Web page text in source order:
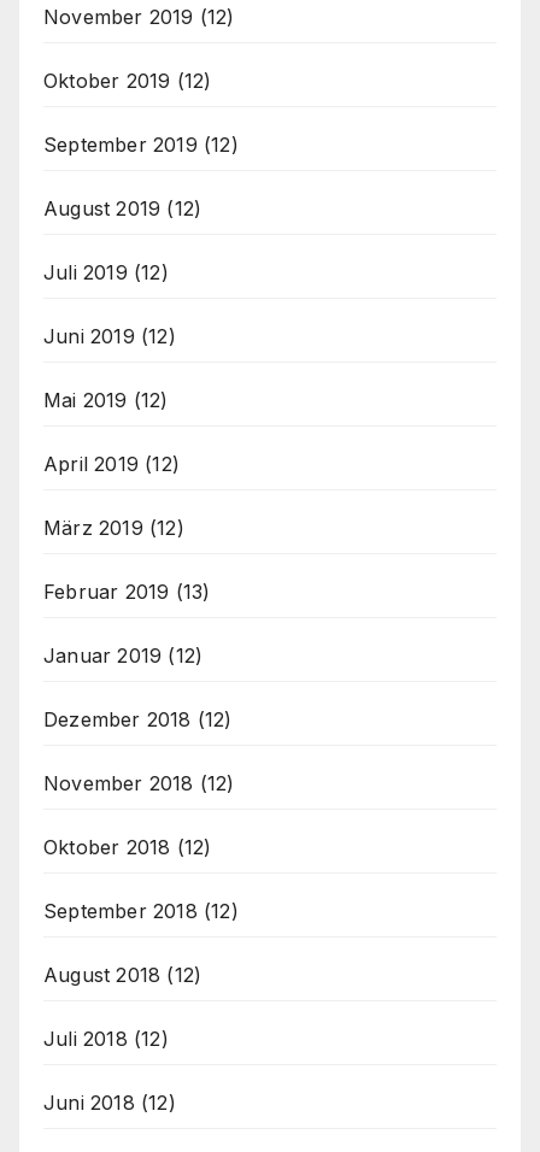
November 2019 (12)
Oktober 2019 (12)
September 2019 (12)
August 2019 (12)
Juli 2019 (12)
Juni 2019 (12)
Mai 2019 (12)
April 2019 (12)
März 2019 (12)
Februar 2019 (13)
Januar 2019 (12)
Dezember 2018 (12)
November 2018 (12)
Oktober 2018 (12)
September 2018 (12)
August 2018 (12)
Juli 2018 (12)
Juni 2018 (12)